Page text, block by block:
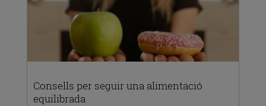
Consells per seguir una alimentació
equilibrada